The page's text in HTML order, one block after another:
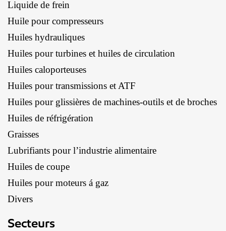
Liquide de frein
Huile pour compresseurs
Huiles hydrauliques
Huiles pour turbines et huiles de circulation
Huiles caloporteuses
Huiles pour transmissions et ATF
Huiles pour glissières de machines-outils et de broches
Huiles de réfrigération
Graisses
Lubrifiants pour l’industrie alimentaire
Huiles de coupe
Huiles pour moteurs á gaz
Divers
Secteurs